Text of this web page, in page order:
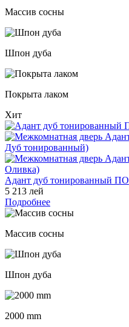
Массив сосны
Шпон дуба
Покрыта лаком
Хит
Адант дуб тонированный ПО
5 213 лей
Подробнее
Массив сосны
Шпон дуба
2000 mm